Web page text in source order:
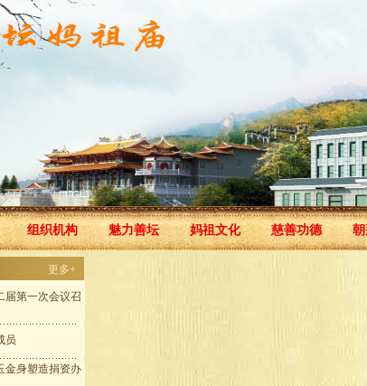
组织机构 魅力善坛 妈祖文化 慈善功德
更多+
届第一次会议召
员
金身塑造捐资办